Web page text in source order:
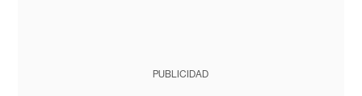
PUBLICIDAD